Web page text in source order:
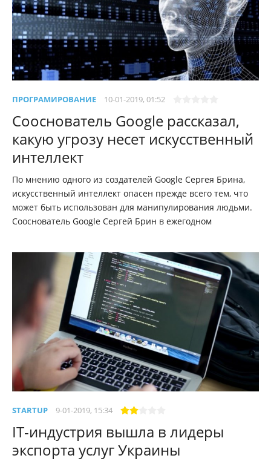
ПРОГРАМИРОВАНИЕ 10-01-2019, 01:52
Сооснователь Google рассказал,
какую угрозу несет искусственный
интеллект
По мнению одного из создателей Google Сергея Брина,
искусственный интеллект опасен прежде всего тем, что
может быть использован для манипулирования людьми.
Сооснователь Google Сергей Брин в ежегодном
STARTUP 9-01-2019, 15:34
IT-индустрия вышла в лидеры
экспорта услуг Украины